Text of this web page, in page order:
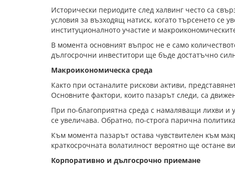
Исторически периодите след халвинг често са
условия за възходящ натиск, когато търсенето се
институционалното участие и
В момента основният въпрос не е само
дългосрочни инвеститори ще бъде достатъчно
Макроикономическа среда
Както при останалите рискови активи,
Основните фактори, които пазарът следи, са
При по-благоприятна среда с намаляващи лихви и
се увеличава. Обратно, по-строга парична
Към момента пазарът остава чувствителен към
краткосрочната волатилност вероятно ще остане
Корпоративно и дългосрочно приемане